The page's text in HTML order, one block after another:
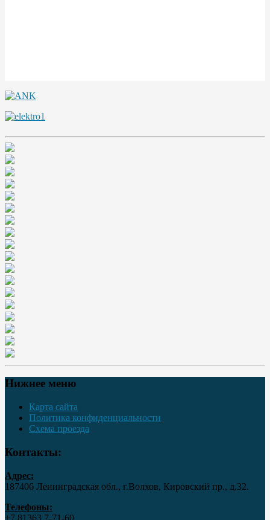
Нижнее меню
Карта сайта
Политика конфиденциальности
Схема проезда
Контакты:
Адрес:
187406 Ленинградская обл., г.Волхов, Кировский пр., д.32.
Телефоны:
+7 81363 7‑71-60